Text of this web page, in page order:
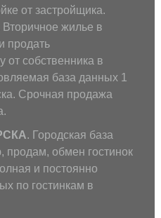
от застройщика.
Вторичное жилье в
продать
от собственника в
база данных 1
Срочная продажа
. Городская база
продам, обмен гостинок
и постоянно
по гостинкам в